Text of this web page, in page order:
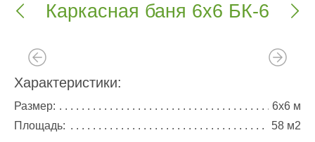
 Каркасная баня 6х6 БК-6 
Характеристики:
Размер:
6х6 м
Площадь:
58 м2